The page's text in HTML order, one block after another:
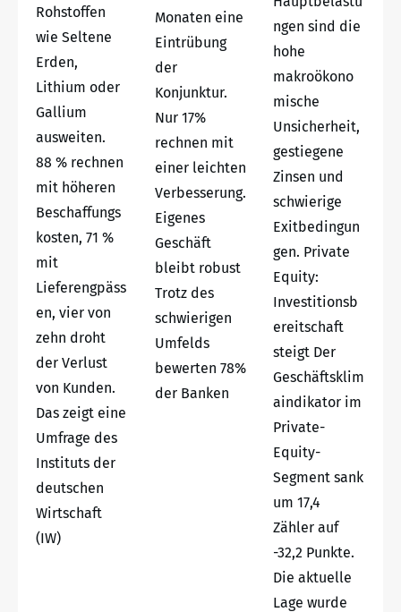
Rohstoffen
wie Seltene
Erden,
Lithium oder
Gallium
ausweiten.
88 % rechnen
mit höheren
Beschaffungs
kosten, 71 %
mit
Lieferengpäss
en, vier von
zehn droht
der Verlust
von Kunden.
Das zeigt eine
Umfrage des
Instituts der
deutschen
Wirtschaft
(IW)
Monaten eine
Eintrübung
der
Konjunktur.
Nur 17%
rechnen mit
einer leichten
Verbesserung.
Eigenes
Geschäft
bleibt robust
Trotz des
schwierigen
Umfelds
bewerten 78%
der Banken
ngen sind die
hohe
makroökono
mische
Unsicherheit,
gestiegene
Zinsen und
schwierige
Exitbedingun
gen. Private
Equity:
Investitionsb
ereitschaft
steigt Der
Geschäftsklim
aindikator im
Private-
Equity-
Segment sank
um 17,4
Zähler auf
-32,2 Punkte.
Die aktuelle
Lage wurde